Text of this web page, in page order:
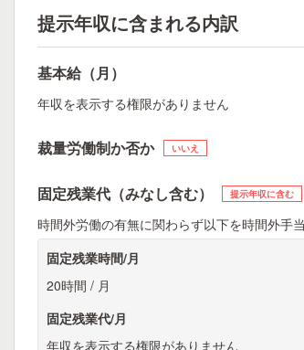
提示年収に含まれる内訳
基本給（月）
年収を表示する権限がありません
裁量労働制か否か いいえ
固定残業代（みなし含む） 提示年収に含む
時間外労働の有無に関わらず以下を時間外手
固定残業時間/月
20時間 / 月
固定残業代/月
年収を表示する権限がありません